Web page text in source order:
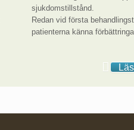
sjukdomstillstånd.
Redan vid första
patienterna känna